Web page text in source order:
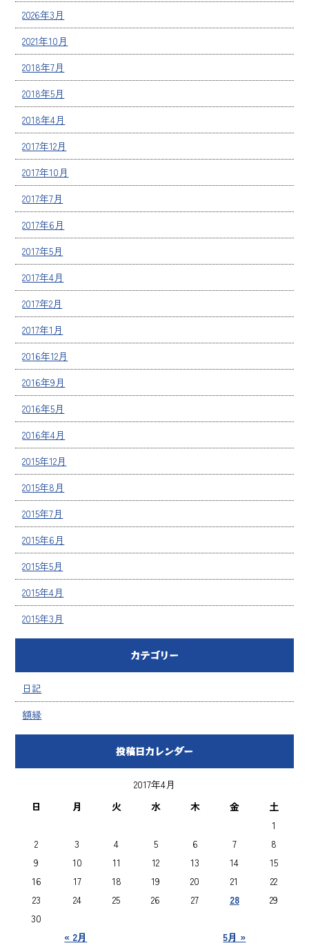
2026年3月
2021年10月
2018年7月
2018年5月
2018年4月
2017年12月
2017年10月
2017年7月
2017年6月
2017年5月
2017年4月
2017年2月
2017年1月
2016年12月
2016年9月
2016年5月
2016年4月
2015年12月
2015年8月
2015年7月
2015年6月
2015年5月
2015年4月
2015年3月
カテゴリー
日記
額縁
投稿日カレンダー
2017年4月
日
月 火 水 木 金 土
« 2月 5月 »
1
2
3 4 5 6 7
8
9
10 11 12 13 14
15
16
17 18 19 20 21
22
23
24 25 26 27 28
29
30